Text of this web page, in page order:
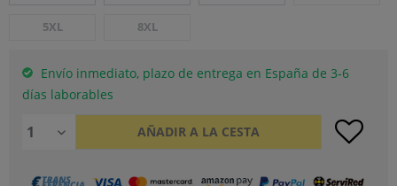
5XL 8XL
Envío inmediato, plazo de entrega en España de 3-6
días laborables
AÑADIR A LA CESTA